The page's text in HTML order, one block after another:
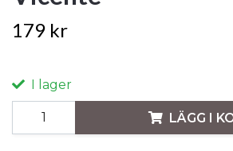
179 kr
I lager
LÄGG I